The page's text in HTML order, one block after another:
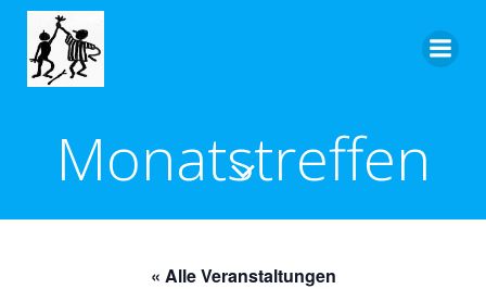
Monatstreffen
« Alle Veranstaltungen